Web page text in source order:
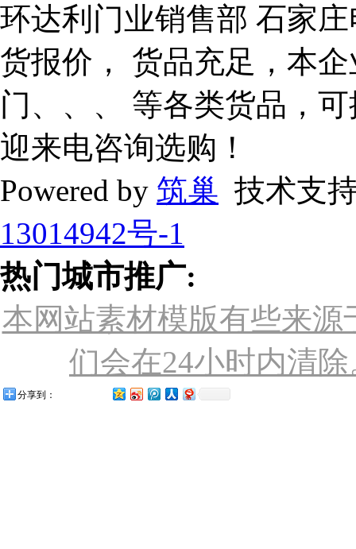
环达利门业销售部 石家
货报价， 货品充足，本
门、、、 等各类货品，
迎来电咨询选购！
Powered by 筑巢 技术支
13014942号-1
热门城市推广:
本网站素材模版有些来
们会在24小时内清
分享到：